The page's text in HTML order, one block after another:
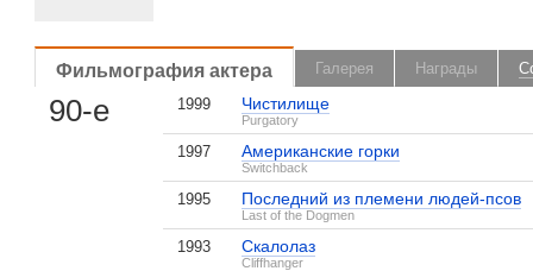
Фильмография актера Галерея Награды
90-е 1999 Чистилище
Purgatory
1997 Американские горки
Switchback
1995 Последний из племени людей-псов
Last of the Dogmen
1993 Скалолаз
Cliffhanger
, поделитесь своим мнением